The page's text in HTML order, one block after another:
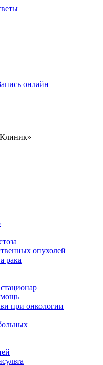
онлайн
опухолей
рака
при онкологии